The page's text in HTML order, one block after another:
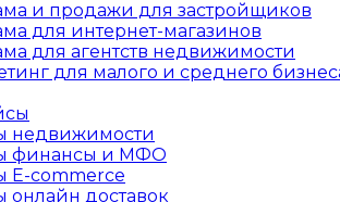
и продажи для застройщиков
для интернет-магазинов
для агентств недвижимости
для малого и среднего
недвижимости
финансы и МФО
E-commerce
онлайн доставок